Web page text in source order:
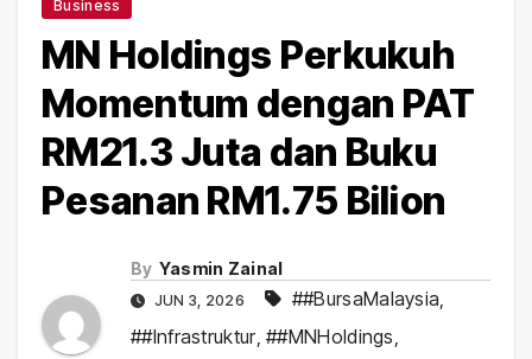
Business
MN Holdings Perkukuh
Momentum dengan PAT
RM21.3 Juta dan Buku
Pesanan RM1.75 Bilion
By Yasmin Zainal
JUN 3, 2026 ##BursaMalaysia,
##Infrastruktur,##MNHoldings,